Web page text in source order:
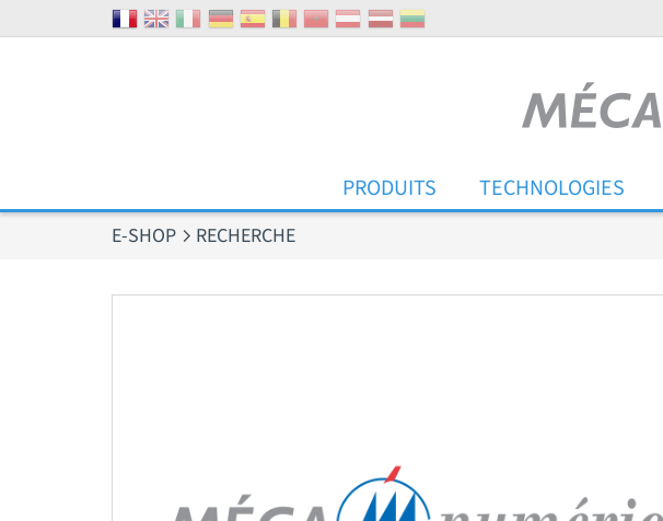
PRODUITS TECHNOLOGIES
E-SHOP RECHERCHE
Panneau de gestion des cookies